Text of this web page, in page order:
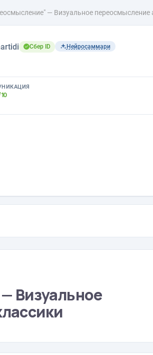
— Визуальное
Сбер ID Нейросаммари
Визуальное